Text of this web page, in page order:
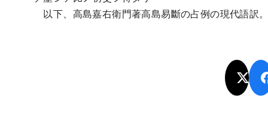
以下、高島嘉右衛門著高島易斷の占例の現代語訳